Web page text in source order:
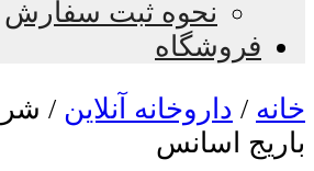
نحوه ثبت سفارش
فروشگاه
خانه / داروخانه آنلاین /
باریج اسانس